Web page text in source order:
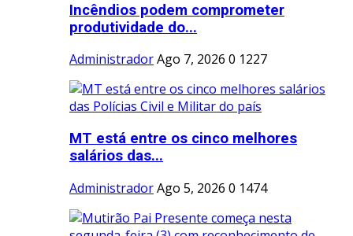
Incêndios podem comprometer
produtividade do...
AdministradorAgo 7, 2026 0 1227
MT está entre os cinco melhores
salários das...
AdministradorAgo 5, 2026 0 1474